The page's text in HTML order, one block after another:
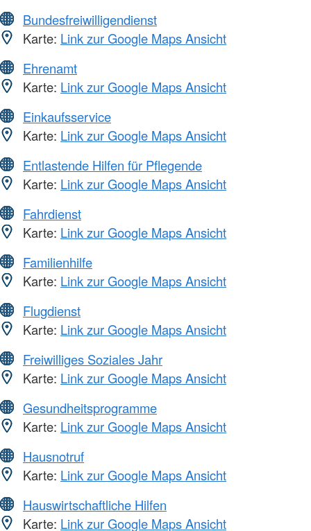
Bundesfreiwilligendienst
Karte: Link zur Google Maps Ansicht
Ehrenamt
Karte: Link zur Google Maps Ansicht
Einkaufsservice
Karte: Link zur Google Maps Ansicht
Entlastende Hilfen für Pflegende
Karte: Link zur Google Maps Ansicht
Fahrdienst
Karte: Link zur Google Maps Ansicht
Familienhilfe
Karte: Link zur Google Maps Ansicht
Flugdienst
Karte: Link zur Google Maps Ansicht
Freiwilliges Soziales Jahr
Karte: Link zur Google Maps Ansicht
Gesundheitsprogramme
Karte: Link zur Google Maps Ansicht
Hausnotruf
Karte: Link zur Google Maps Ansicht
Hauswirtschaftliche Hilfen
Karte: Link zur Google Maps Ansicht